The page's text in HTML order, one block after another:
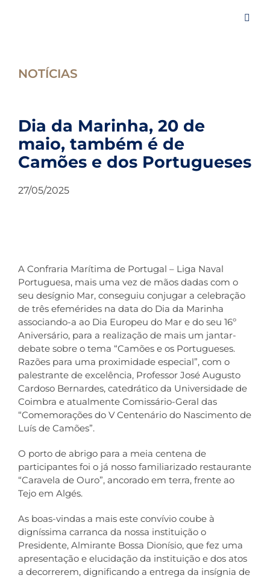
NOTÍCIAS
Dia da Marinha, 20 de
maio, também é de
Camões e dos Portugueses
27/05/2025
A Confraria Marítima de Portugal – Liga Naval
Portuguesa, mais uma vez de mãos dadas com o
seu desígnio Mar, conseguiu conjugar a celebração
de três efemérides na data do Dia da Marinha
associando-a ao Dia Europeu do Mar e do seu 16º
Aniversário, para a realização de mais um jantar-
debate sobre o tema “Camões e os Portugueses.
Razões para uma proximidade especial”, com o
palestrante de excelência, Professor José Augusto
Cardoso Bernardes, catedrático da Universidade de
Coimbra e atualmente Comissário-Geral das
“Comemorações do V Centenário do Nascimento de
Luís de Camões”.
O porto de abrigo para a meia centena de
participantes foi o já nosso familiarizado restaurante
“Caravela de Ouro”, ancorado em terra, frente ao
Tejo em Algés.
As boas-vindas a mais este convívio coube à
digníssima carranca da nossa instituição o
Presidente, Almirante Bossa Dionísio, que fez uma
apresentação e elucidação da instituição e dos atos
a decorrerem, dignificando a entrega da insígnia de